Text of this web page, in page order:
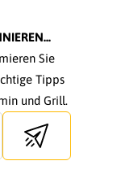
Sie
Tipps
und Grill.
Send newsletter